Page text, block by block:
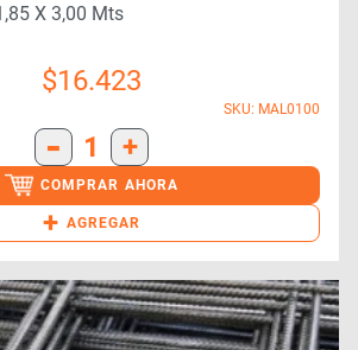
X 3,00 Mts
$16.423
SKU: MAL0100
- 1 +
COMPRAR AHORA
+ AGREGAR